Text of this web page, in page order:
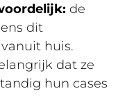
de
dit
huis.
dat ze
hun cases